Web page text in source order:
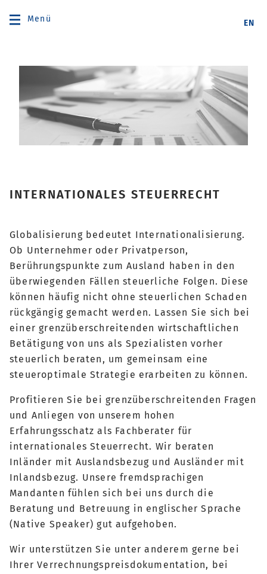
Menü EN
INTERNATIONALES STEUERRECHT
Globalisierung bedeutet Internationalisierung.
Ob Unternehmer oder Privatperson,
Berührungspunkte zum Ausland haben in den
überwiegenden Fällen steuerliche Folgen. Diese
können häufig nicht ohne steuerlichen Schaden
rückgängig gemacht werden. Lassen Sie sich bei
einer grenzüberschreitenden wirtschaftlichen
Betätigung von uns als Spezialisten vorher
steuerlich beraten, um gemeinsam eine
steueroptimale Strategie erarbeiten zu können.
Profitieren Sie bei grenzüberschreitenden Fragen
und Anliegen von unserem hohen
Erfahrungsschatz als Fachberater für
internationales Steuerrecht. Wir beraten
Inländer mit Auslandsbezug und Ausländer mit
Inlandsbezug. Unsere fremdsprachigen
Mandanten fühlen sich bei uns durch die
Beratung und Betreuung in englischer Sprache
(Native Speaker) gut aufgehoben.
Wir unterstützen Sie unter anderem gerne bei
Ihrer Verrechnungspreisdokumentation, bei